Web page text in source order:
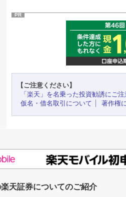
PR
【ご注意ください】
「楽天」を名乗った投資勧誘にご
仮名・借名取引について
著作権
天証券についてのご紹介